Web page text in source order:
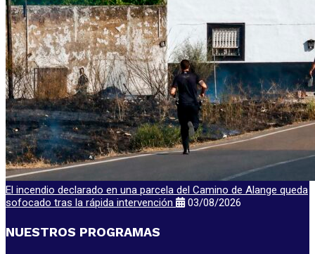
El incendio declarado en una parcela del Camino de Alange queda
sofocado tras la rápida intervención
03/08/2026
NUESTROS PROGRAMAS